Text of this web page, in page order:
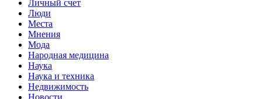
Личный счет
Люди
Места
Мнения
Мода
Народная медицина
Наука
Наука и техника
Недвижимость
Новости